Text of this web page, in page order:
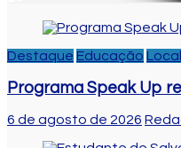
Destaque Educação Local
Programa Speak Up
6 de agosto de 2026